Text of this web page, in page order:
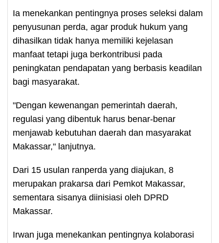
Ia menekankan pentingnya proses seleksi dalam
penyusunan perda, agar produk hukum yang
dihasilkan tidak hanya memiliki kejelasan
manfaat tetapi juga berkontribusi pada
peningkatan pendapatan yang berbasis keadilan
bagi masyarakat.
"Dengan kewenangan pemerintah daerah,
regulasi yang dibentuk harus benar-benar
menjawab kebutuhan daerah dan masyarakat
Makassar," lanjutnya.
Dari 15 usulan ranperda yang diajukan, 8
merupakan prakarsa dari Pemkot Makassar,
sementara sisanya diinisiasi oleh DPRD
Makassar.
Irwan juga menekankan pentingnya kolaborasi